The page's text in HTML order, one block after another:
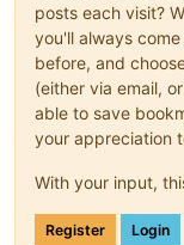
posts each visit?
you'll always
before, and
(either via email,
able to save
your appreciation
With your input,
Register Login